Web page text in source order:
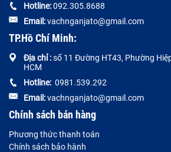
Hotline:092.305.8688
Email:vachnganjato@gmail.com
TP.Hồ Chí Minh:
Địa chỉ :số 11 Đường HT43, Phường
HCM
Hotline: 0981.539.292
Email:vachnganjato@gmail.com
Chính sách bán hàng
Phương thức thanh toán
Chính sách bảo hành